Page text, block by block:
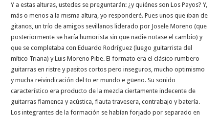
Y a estas alturas, ustedes se preguntarán: ¿y quiénes son Los Payos? Y,
más o menos a la misma altura, yo responderé. Pues unos que iban de
gitanos, un trío de amigos sevillanos liderado por Josele Moreno (que
posteriormente se haría humorista sin que nadie notase el cambio) y
que se completaba con Eduardo Rodríguez (luego guitarrista del
mítico Triana) y Luis Moreno Pibe. El formato era el clásico rumbero
guitarras en ristre y pasitos cortos pero inseguros, mucho optimismo
y mucha reivindicación del to er mundo e güeno. Su sonido
característico era producto de la mezcla ciertamente indecente de
guitarras flamenca y acústica, flauta travesera, contrabajo y batería.
Los integrantes de la formación se habían forjado por separado en